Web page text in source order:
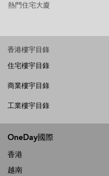
熱門住宅大廈
香港樓宇目錄
住宅樓宇目錄
商業樓宇目錄
工業樓宇目錄
OneDay國際
香港
越南